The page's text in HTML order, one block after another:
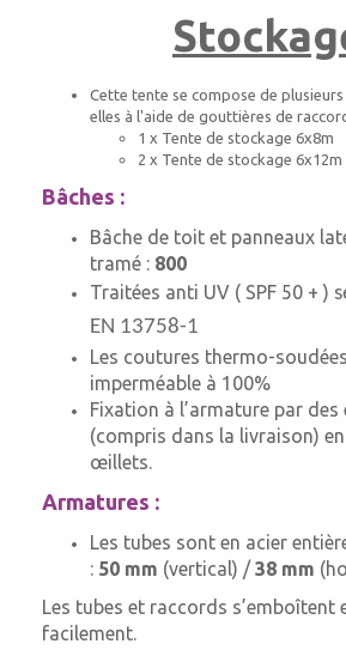
Cette tente se compose de
elles à l'aide de gouttières de
1 x Tente de stockage 6x8m
2 x Tente de stockage 6x12m
Bâches :
Bâche de toit et panneaux
tramé : 800
Traitées anti UV ( SPF 50 + )
EN 13758-1
Les coutures thermo-
imperméable à 100%
Fixation à l’armature par des
(compris dans la livraison)
œillets.
Armatures :
Les tubes sont en acier
: 50 mm (vertical) /38 mm
Les tubes et raccords s’emboîtent
facilement.